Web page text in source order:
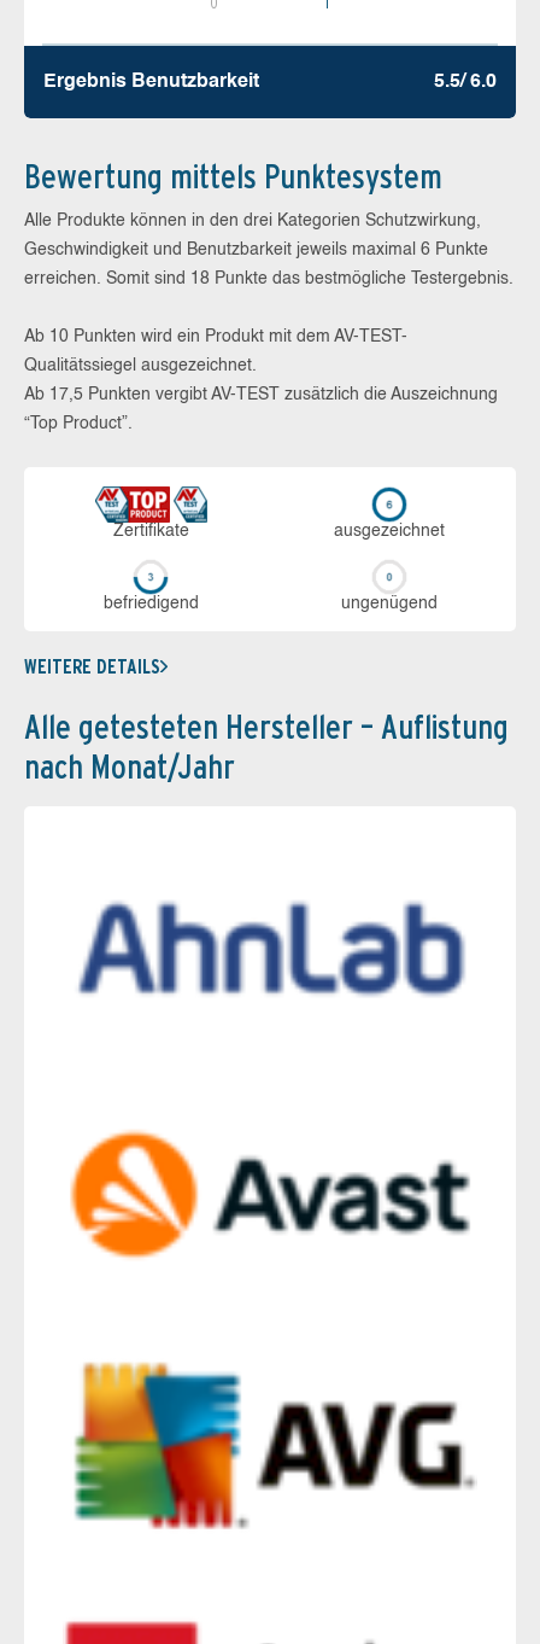
Ergebnis Benutz­barkeit 5.5/ 6.0
Bewertung mittels Punktesystem
Alle Produkte können in den drei Kategorien Schutzwirkung,
Geschwindigkeit und Benutzbarkeit jeweils maximal 6 Punkte
erreichen. Somit sind 18 Punkte das bestmögliche Testergebnis.
Ab 10 Punkten wird ein Produkt mit dem AV-TEST-
Qualitätssiegel ausgezeichnet.
Ab 17,5 Punkten vergibt AV-TEST zusätzlich die Auszeichnung
“Top Product”.
Zerti­fikate aus­ge­zeich­net
be­frie­di­gend un­ge­nü­gend
WEITERE DETAILS
Alle getesteten Hersteller – Auflistung
nach Monat/Jahr